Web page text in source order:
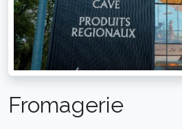
Fromagerie